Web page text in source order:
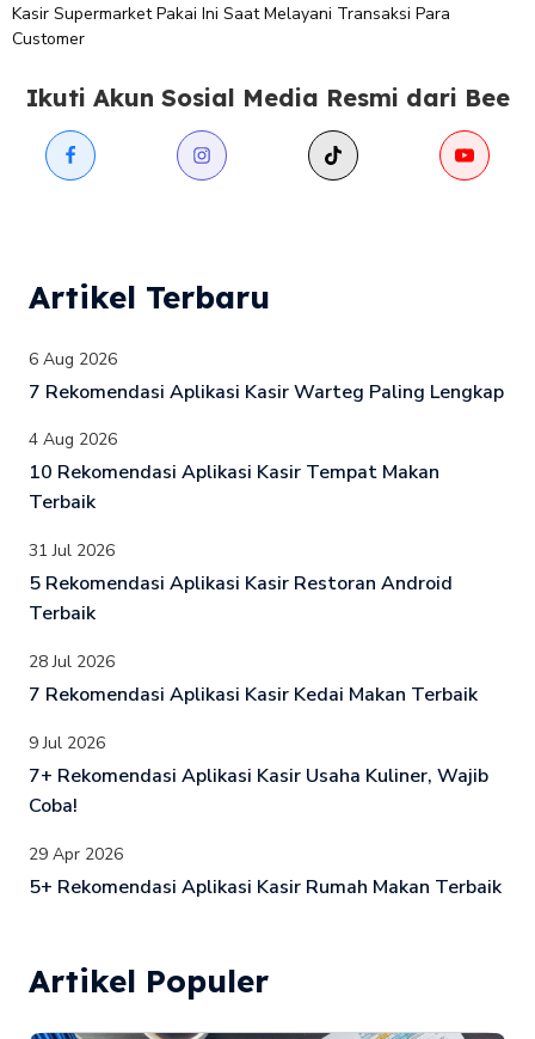
Kasir Supermarket Pakai Ini Saat Melayani Transaksi Para
Customer
Ikuti Akun Sosial Media Resmi dari Bee
Artikel Terbaru
6 Aug 2026
7 Rekomendasi Aplikasi Kasir Warteg Paling Lengkap
4 Aug 2026
10 Rekomendasi Aplikasi Kasir Tempat Makan
Terbaik
31 Jul 2026
5 Rekomendasi Aplikasi Kasir Restoran Android
Terbaik
28 Jul 2026
7 Rekomendasi Aplikasi Kasir Kedai Makan Terbaik
9 Jul 2026
7+ Rekomendasi Aplikasi Kasir Usaha Kuliner, Wajib
Coba!
29 Apr 2026
5+ Rekomendasi Aplikasi Kasir Rumah Makan Terbaik
Artikel Populer